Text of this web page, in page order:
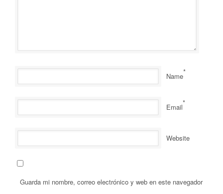
Name*
Email*
Website
Guarda mi nombre, correo electrónico y web en este navegador